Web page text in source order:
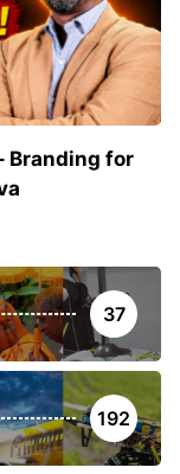
Branding for
37
192